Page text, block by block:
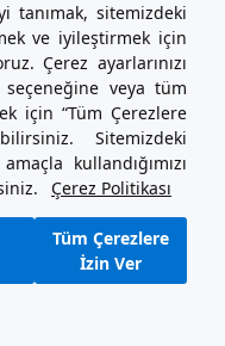
tanımak, sitemizdeki
ve iyileştirmek için
Çerez ayarlarınızı
seçeneğine veya tüm
için “Tüm Çerezlere
Sitemizdeki
kullandığımızı
Çerez Politikası
Tüm Çerezlere
İzin Ver